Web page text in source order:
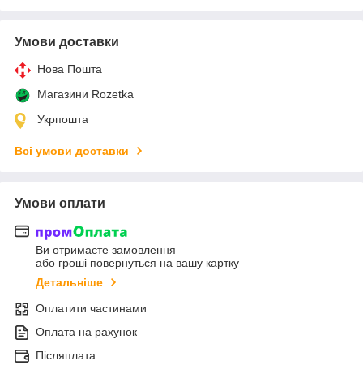
Умови доставки
Нова Пошта
Магазини Rozetka
Укрпошта
Всі умови доставки
Умови оплати
Ви отримаєте замовлення
або гроші повернуться на вашу картку
Детальніше
Оплатити частинами
Оплата на рахунок
Післяплата